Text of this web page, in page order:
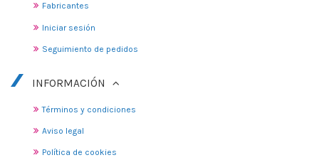
Fabricantes
Iniciar sesión
Seguimiento de pedidos
INFORMACIÓN
Términos y condiciones
Aviso legal
Política de cookies